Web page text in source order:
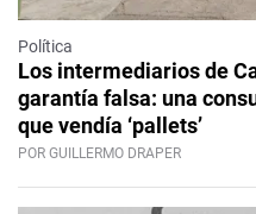
Política
Los intermediarios de
garantía falsa: una
que vendía ‘pallets’
POR GUILLERMO DRAPER